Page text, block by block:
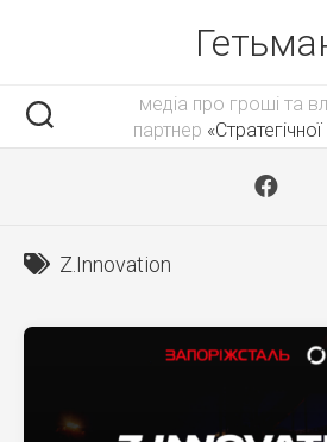
медіа про гроші та
партнер «Стратегічної
Z.Innovation